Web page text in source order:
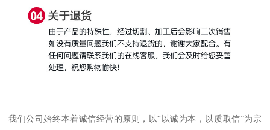
我们公司始终本着诚信经营的原则，以“以诚为本，以质取信”为宗